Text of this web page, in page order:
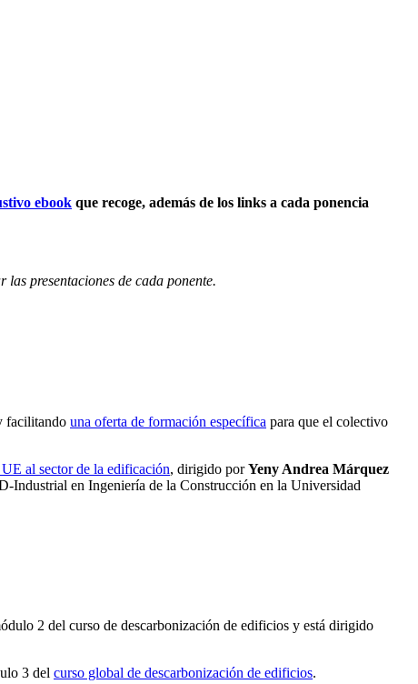
ebook que recoge, además de los links a cada ponencia
presentaciones de cada ponente.
facilitando una oferta de formación específica para que el colectivo
al sector de la edificación, dirigido porYeny Andrea Márquez
Industrial en Ingeniería de la Construcción en la Universidad
2 del curso de descarbonización de edificios y está dirigido
3 del curso global de descarbonización de edificios.